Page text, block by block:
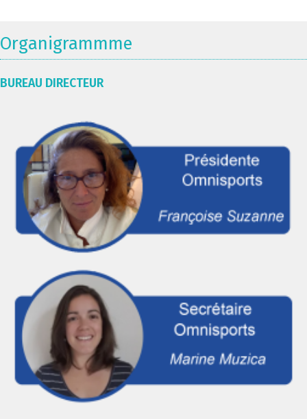
Organigrammme
BUREAU DIRECTEUR